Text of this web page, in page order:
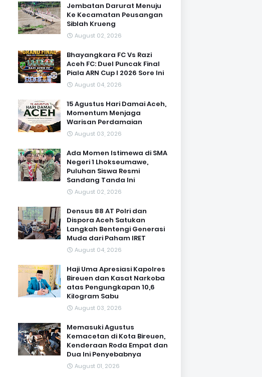
Jembatan Darurat Menuju
Ke Kecamatan Peusangan
Siblah Krueng
August 02, 2026
Bhayangkara FC Vs Razi
Aceh FC: Duel Puncak Final
Piala ARN Cup I 2026 Sore Ini
August 04, 2026
15 Agustus Hari Damai Aceh,
Momentum Menjaga
Warisan Perdamaian
August 03, 2026
Ada Momen Istimewa di SMA
Negeri 1 Lhokseumawe,
Puluhan Siswa Resmi
Sandang Tanda Ini
August 02, 2026
Densus 88 AT Polri dan
Dispora Aceh Satukan
Langkah Bentengi Generasi
Muda dari Paham IRET
August 04, 2026
Haji Uma Apresiasi Kapolres
Bireuen dan Kasat Narkoba
atas Pengungkapan 10,6
Kilogram Sabu
August 03, 2026
Memasuki Agustus
Kemacetan di Kota Bireuen,
Kenderaan Roda Empat dan
Dua Ini Penyebabnya
August 01, 2026